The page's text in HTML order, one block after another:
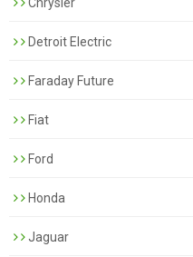
Detroit Electric
Faraday Future
Fiat
Ford
Honda
Jaguar